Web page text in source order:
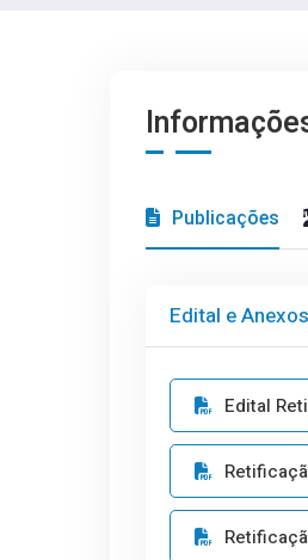
Publicações
Edital e Anexos
Edital